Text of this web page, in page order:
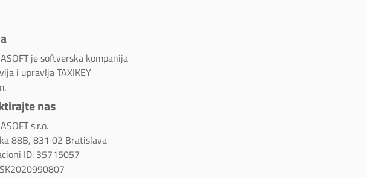
je softverska kompanija
i upravlja TAXIKEY
nas
s.r.o.
88B, 831 02 Bratislava
ID: 35715057